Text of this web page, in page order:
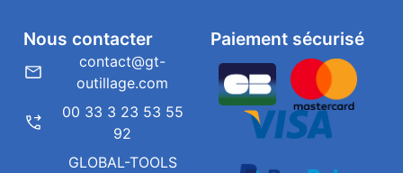
Paiement sécurisé
Nous contacter
contact@gt-
outillage.com
00 33 3 23 53 55
92
GLOBAL-TOOLS